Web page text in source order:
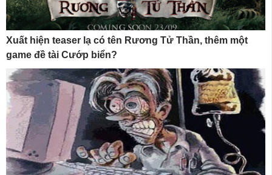
Xuất hiện teaser lạ có tên Rương Tử Thần, thêm một
game đề tài Cướp biển?